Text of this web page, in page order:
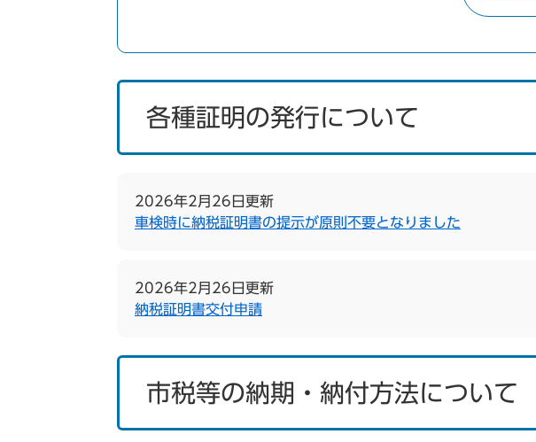
各種証明の発行について
2026年2月26日更新
車検時に納税証明書の提示が原則不要となりました
2026年2月26日更新
納税証明書交付申請
市税等の納期・納付方法について